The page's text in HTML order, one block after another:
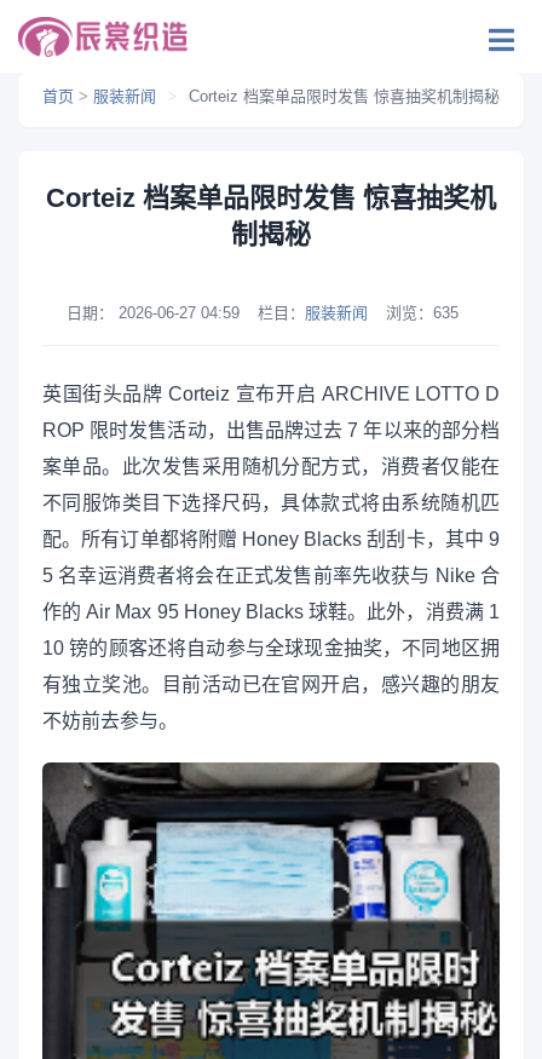
首页 > 服装新闻 > Corteiz 档案单品限时发售 惊喜抽奖机制揭秘
Corteiz 档案单品限时发售 惊喜抽奖机
制揭秘
日期： 2026-06-27 04:59 栏目： 服装新闻 浏览： 635
英国街头品牌 Corteiz 宣布开启 ARCHIVE LOTTO D
ROP 限时发售活动，出售品牌过去 7 年以来的部分档
案单品。此次发售采用随机分配方式，消费者仅能在
不同服饰类目下选择尺码，具体款式将由系统随机匹
配。所有订单都将附赠 Honey Blacks 刮刮卡，其中 9
5 名幸运消费者将会在正式发售前率先收获与 Nike 合
作的 Air Max 95 Honey Blacks 球鞋。此外，消费满 1
10 镑的顾客还将自动参与全球现金抽奖，不同地区拥
有独立奖池。目前活动已在官网开启，感兴趣的朋友
不妨前去参与。